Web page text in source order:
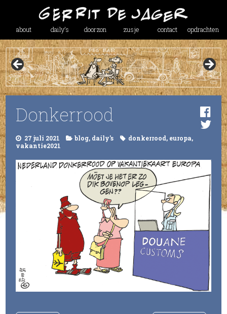
about daily’s doorzon zusje contact opdrachten
Donkerrood
27 juli 2021 blog, daily's donkerrood, europa,
vakantie2021